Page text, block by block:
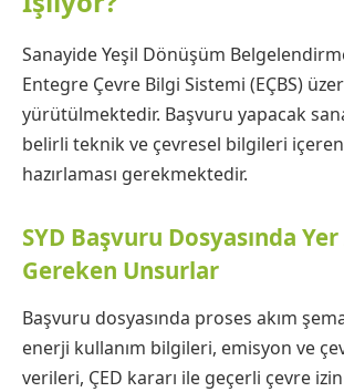
Sanayide Yeşil Dönüşüm
Entegre Çevre Bilgi Sistemi (EÇBS)
yürütülmektedir. Başvuru yapacak
belirli teknik ve çevresel bilgileri
hazırlaması gerekmektedir.
SYD Başvuru Dosyasında Yer
Gereken Unsurlar
Başvuru dosyasında proses akım
enerji kullanım bilgileri, emisyon ve
verileri, ÇED kararı ile geçerli çevre